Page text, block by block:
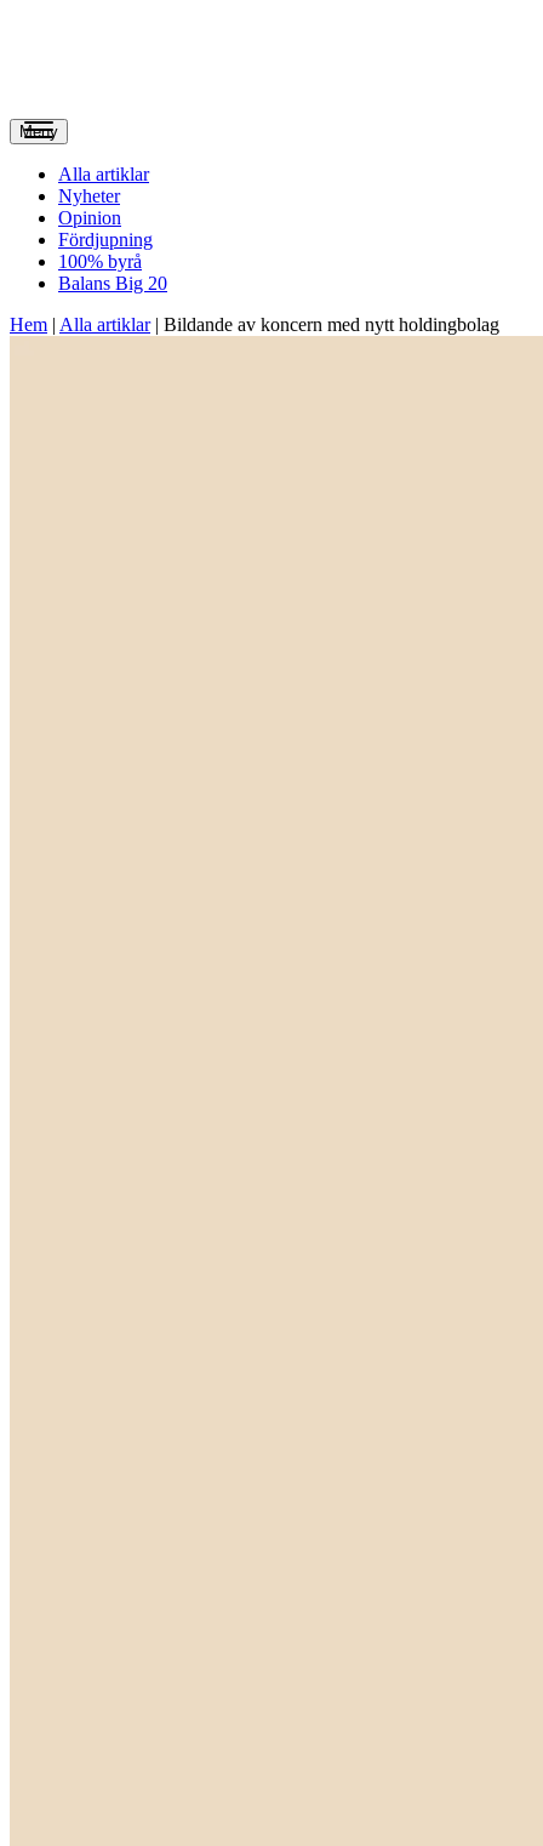
Meny
Alla artiklar
Nyheter
Opinion
Fördjupning
100% byrå
Balans Big 20
Hem | Alla artiklar| Bildande av koncern med nytt holdingbolag